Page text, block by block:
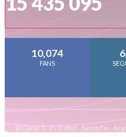
10,074
FANS
© Canal 1 - El Trébol - Santa Fe -